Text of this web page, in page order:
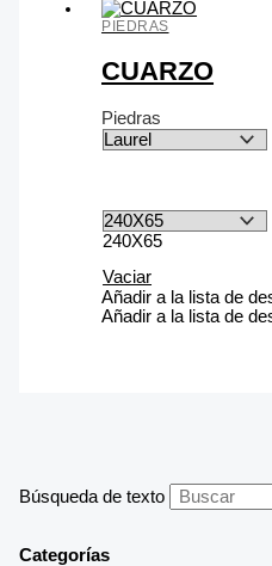
Búsqueda de texto
Categorías
PIEDRAS
CUARZO
Piedras
240X65
Vaciar
Añadir a la lista de
Añadir a la lista de